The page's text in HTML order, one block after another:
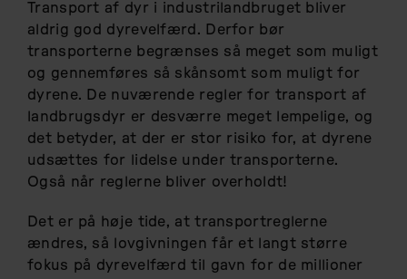
Transport af dyr i industrilandbruget bliver
aldrig god dyrevelfærd. Derfor bør
transporterne begrænses så meget som muligt
og gennemføres så skånsomt som muligt for
dyrene. De nuværende regler for transport af
landbrugsdyr er desværre meget lempelige, og
det betyder, at der er stor risiko for, at dyrene
udsættes for lidelse under transporterne.
Også når reglerne bliver overholdt!
Det er på høje tide, at transportreglerne
ændres, så lovgivningen får et langt større
fokus på dyrevelfærd til gavn for de millioner